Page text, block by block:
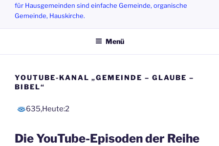
für Hausgemeinden sind einfache Gemeinde, organische
Gemeinde, Hauskirche.
Menü
YOUTUBE-KANAL „GEMEINDE – GLAUBE –
BIBEL“
635,Heute:2
Die YouTube-Episoden der Reihe